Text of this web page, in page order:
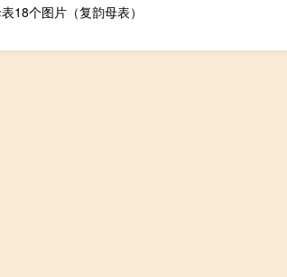
18个图片（复韵母表）